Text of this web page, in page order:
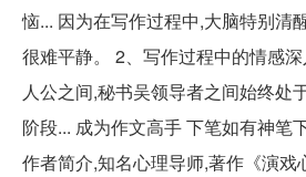
恼... 因为在写作过程中,大脑特别清
很难平静。 2、写作过程中的情感
人公之间,秘书吴领导者之间始终处
阶段... 成为作文高手 下笔如有神笔
作者简介,知名心理导师,著作《演戏